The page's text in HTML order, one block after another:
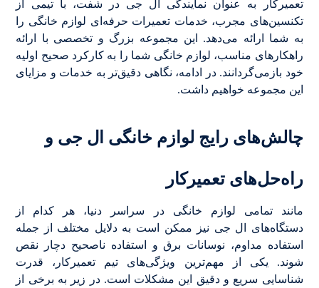
تعمیرکار به عنوان نمایندگی ال جی در شفت، با تیمی از
تکنسین‌های مجرب، خدمات تعمیرات حرفه‌ای لوازم خانگی را
به شما ارائه می‌دهد. این مجموعه بزرگ و تخصصی با ارائه
راهکارهای مناسب، لوازم خانگی شما را به کارکرد صحیح اولیه
خود بازمی‌گردانند. در ادامه، نگاهی دقیق‌تر به خدمات و مزایای
این مجموعه خواهیم داشت.
چالش‌های رایج لوازم خانگی ال جی و
راه‌حل‌های تعمیرکار
مانند تمامی لوازم خانگی در سراسر دنیا، هر کدام از
دستگاه‌های ال جی نیز ممکن است به دلایل مختلف از جمله
استفاده مداوم، نوسانات برق و استفاده ناصحیح دچار نقص
شوند. یکی از مهم‌ترین ویژگی‌های تیم تعمیرکار، قدرت
شناسایی سریع و دقیق این مشکلات است. در زیر به برخی از